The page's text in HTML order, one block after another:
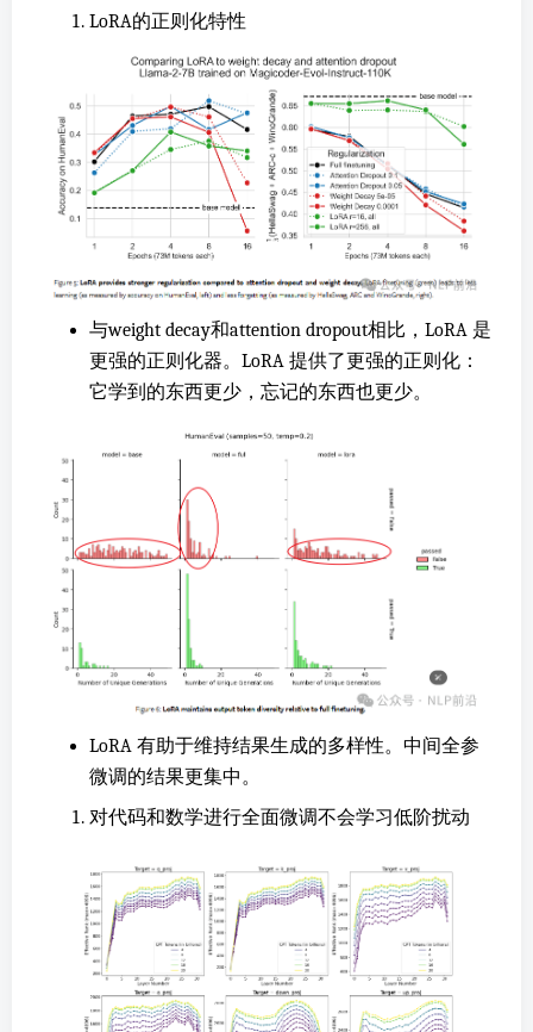
LoRA的正则化特性
与weight decay和attention dropout相比，LoRA 是
更强的正则化器。LoRA 提供了更强的正则化：
它学到的东西更少，忘记的东西也更少。
LoRA 有助于维持结果生成的多样性。中间全参
微调的结果更集中。
对代码和数学进行全面微调不会学习低阶扰动